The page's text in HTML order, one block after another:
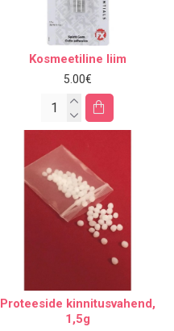
Kosmeetiline liim
5.00€
Proteeside kinnitusvahend,
1,5g